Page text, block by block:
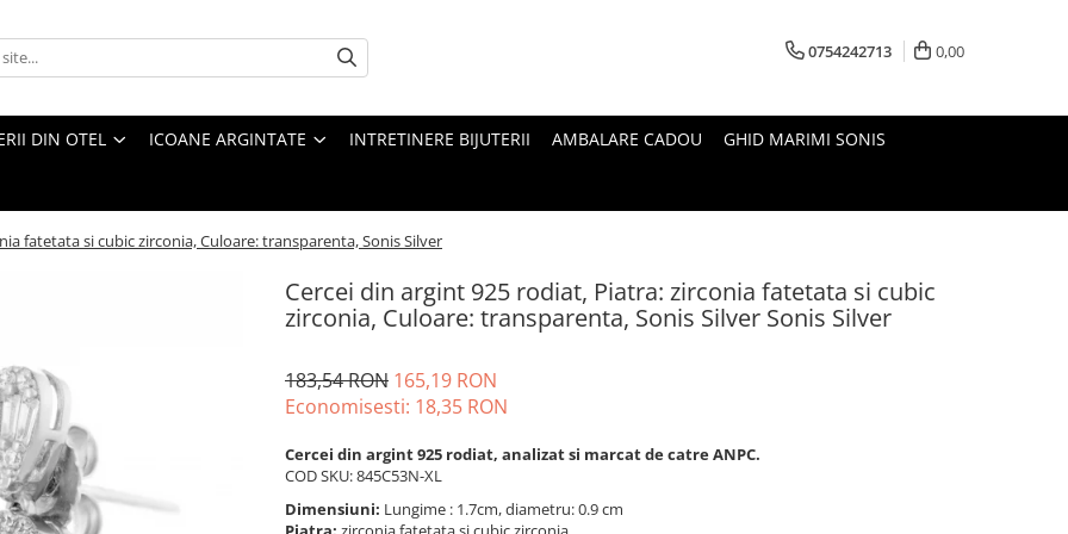
0754242713 0,00
DIN OTEL ICOANE ARGINTATE INTRETINERE BIJUTERII AMBALARE CADOU GHID MARIMI SONIS
fatetata si cubic zirconia, Culoare: transparenta, Sonis Silver
Cercei din argint 925 rodiat, Piatra: zirconia fatetata si cubic
zirconia, Culoare: transparenta, Sonis Silver Sonis Silver
183,54 RON 165,19 RON
Economisesti: 18,35 RON
Cercei din argint 925 rodiat, analizat si marcat de catre ANPC.
COD SKU: 845C53N-XL
Dimensiuni: Lungime : 1.7cm, diametru: 0.9 cm